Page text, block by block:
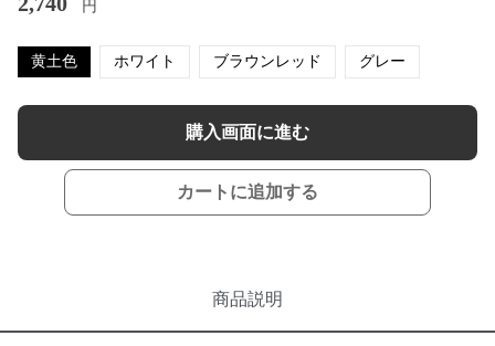
円
黄土色 ホワイト ブラウンレッド グレー
購入画面に進む
カートに追加する
商品説明